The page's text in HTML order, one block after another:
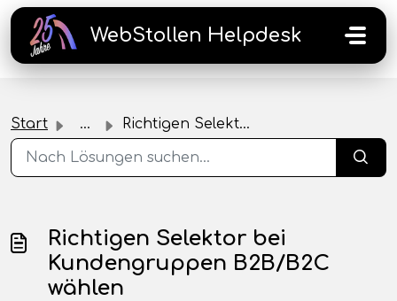
Zum hauptsächlichen Inhalt gehen
WebStollen Helpdesk
Start ... Richtigen Selektor bei Kundengruppen B2B/B2C wählen
Richtigen Selektor bei
Kundengruppen B2B/B2C
wählen